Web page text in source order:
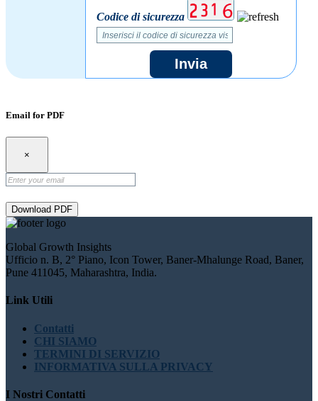
Codice di sicurezza
Invia
Email for PDF
×
Download PDF
Global Growth Insights
Ufficio n. B, 2° Piano, Icon Tower, Baner-Mhalunge Road, Baner,
Pune 411045, Maharashtra, India.
Link Utili
Contatti
CHI SIAMO
TERMINI DI SERVIZIO
INFORMATIVA SULLA PRIVACY
I Nostri Contatti